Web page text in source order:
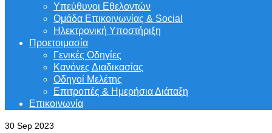
Υπεύθυνοι Εθελοντών
Ομάδα Επικοινωνίας & Social
Ηλεκτρονική Υποστήριξη
Προετοιμασία
Γενικές Οδηγίες
Κανόνες Διαδικασίας
Οδηγοί Μελέτης
Επιτροπές & Ημερήσια Διάταξη
Επικοινωνία
30 Sep 2023